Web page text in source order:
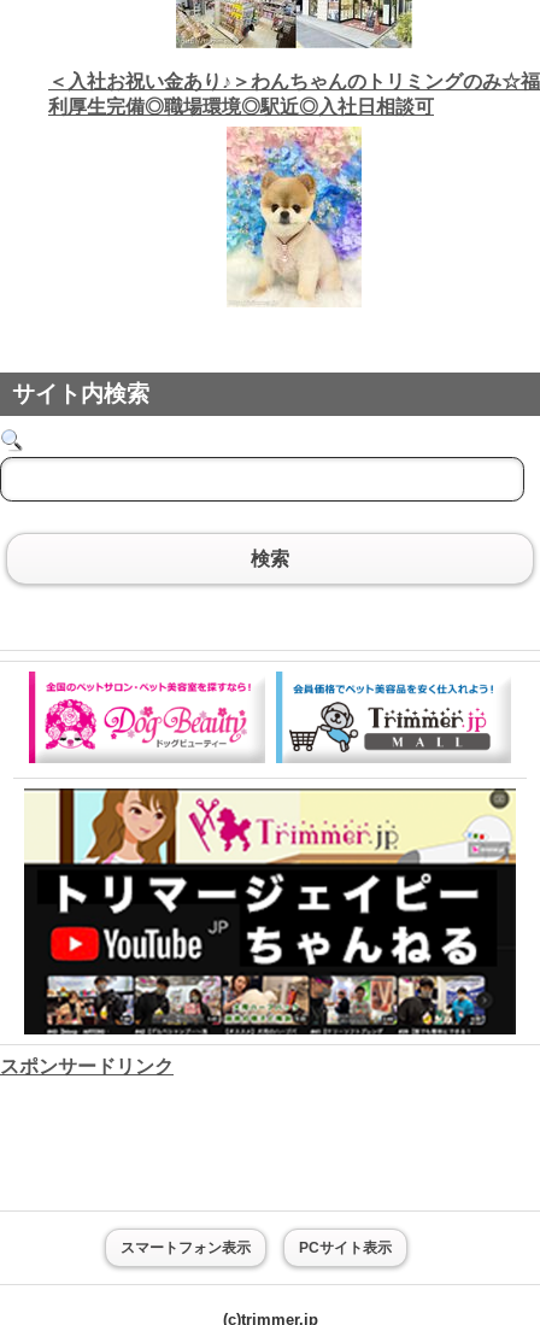
＜入社お祝い金あり♪＞わんちゃんのトリミングのみ☆福
利厚生完備◎職場環境◎駅近◎入社日相談可
サイト内検索
検索
スポンサードリンク
スマートフォン表示 PCサイト表示
(c)trimmer.jp